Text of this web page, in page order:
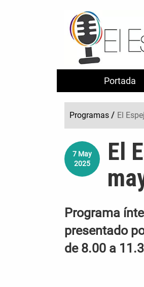
Portada
Programas / El
7 May
2025
El
Programa
presentado
de 8.00 a